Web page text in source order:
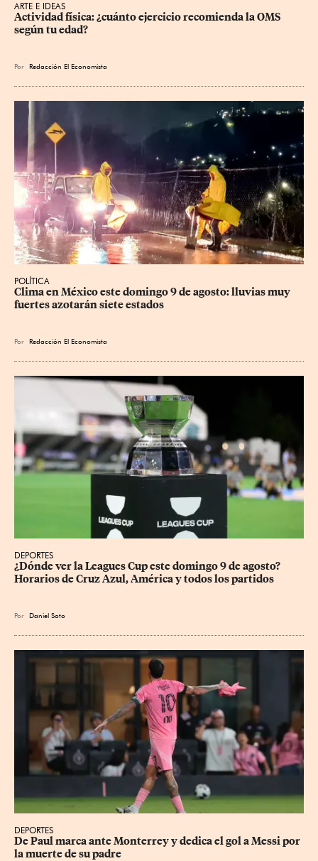
ARTE E IDEAS
Actividad física: ¿cuánto ejercicio recomienda la OMS
según tu edad?
Por Redacción El Economista
POLÍTICA
Clima en México este domingo 9 de agosto: lluvias muy
fuertes azotarán siete estados
Por Redacción El Economista
DEPORTES
¿Dónde ver la Leagues Cup este domingo 9 de agosto?
Horarios de Cruz Azul, América y todos los partidos
Por Daniel Soto
DEPORTES
De Paul marca ante Monterrey y dedica el gol a Messi por
la muerte de su padre